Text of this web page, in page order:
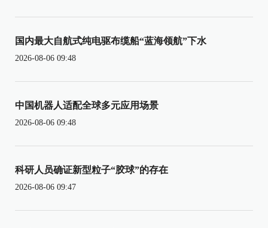
国内最大自航式纯电驱布缆船“蓝海领航”下水
2026-08-06 09:48
中国机器人适配全球多元应用场景
2026-08-06 09:48
科研人员确证新型粒子“胶球”的存在
2026-08-06 09:47